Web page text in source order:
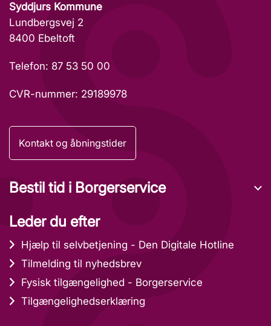
Syddjurs Kommune
Lundbergsvej 2
8400 Ebeltoft
Telefon: 87 53 50 00
CVR-nummer: 29189978
Kontakt og åbningstider
Bestil tid i Borgerservice
Leder du efter
Hjælp til selvbetjening - Den Digitale Hotline
Tilmelding til nyhedsbrev
Fysisk tilgængelighed - Borgerservice
Tilgængelighedserklæring